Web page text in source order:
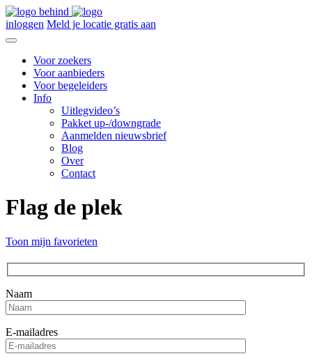
inloggen Meld je locatie gratis aan
Voor zoekers
Voor aanbieders
Voor begeleiders
Info
Uitlegvideo’s
Pakket up-/downgrade
Aanmelden nieuwsbrief
Blog
Over
Contact
Flag de plek
Toon mijn favorieten
Naam
E-mailadres